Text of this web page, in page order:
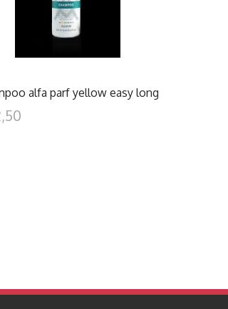
alfa parf yellow easy long